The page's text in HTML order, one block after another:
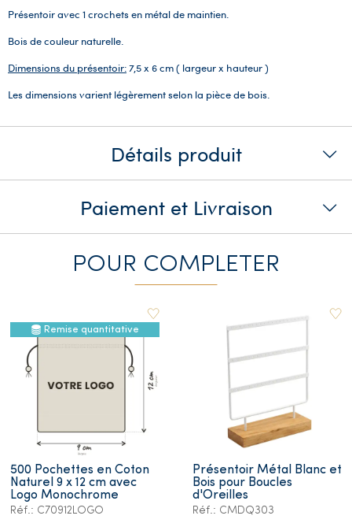
Présentoir avec 1 crochets en métal de maintien.
Bois de couleur naturelle.
Dimensions du présentoir:7,5 x 6 cm ( largeur x hauteur )
Les dimensions varient légèrement selon la pièce de bois.
Détails produit
Paiement et Livraison
POUR COMPLETER
Remise quantitative
500 Pochettes en Coton
Naturel 9 x 12 cm avec
Logo Monochrome
Réf.: C70912LOGO
Présentoir Métal Blanc et
Bois pour Boucles
d'Oreilles
Réf.: CMDQ303